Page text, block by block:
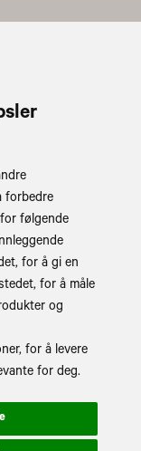
forbedre
følgende
, for å gi en
, for å måle
og
, for å levere
for deg.